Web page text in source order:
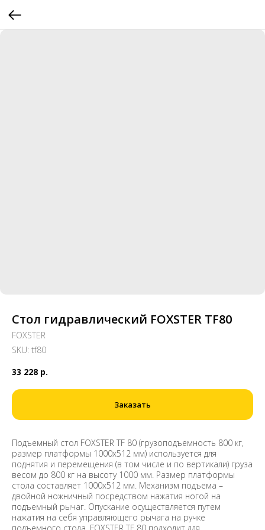
Стол гидравлический FOXSTER TF80
FOXSTER
SKU: tf80
33 228 р.
Заказать
Подъемный стол FOXSTER TF 80 (грузоподъемность 800 кг,
размер платформы 1000x512 мм) используется для
поднятия и перемещения (в том числе и по вертикали) груза
весом до 800 кг на высоту 1000 мм. Размер платформы
стола составляет 1000x512 мм. Механизм подъема –
двойной ножничный посредством нажатия ногой на
подъемный рычаг. Опускание осуществляется путем
нажатия на себя управляющего рычага на ручке